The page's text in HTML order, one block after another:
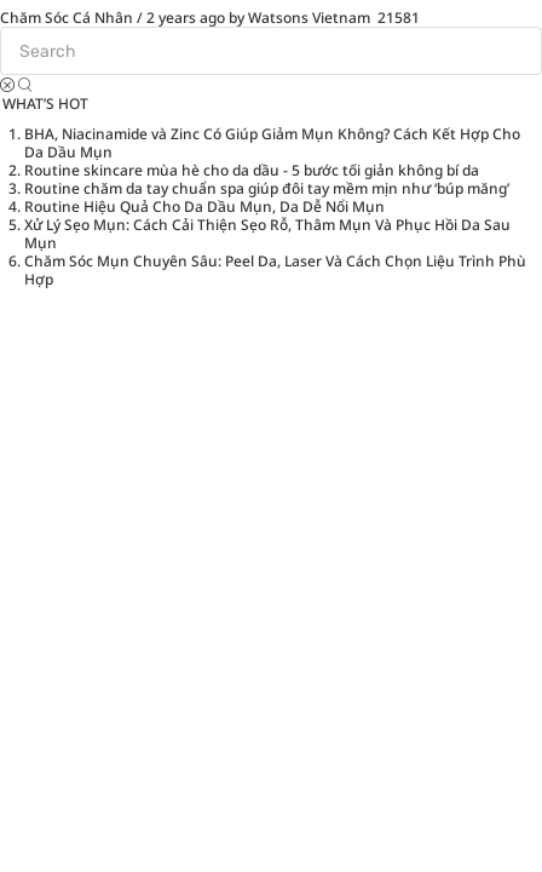
Chăm Sóc Cá Nhân /2 years ago by Watsons Vietnam 21581
WHAT’S HOT
BHA, Niacinamide và Zinc Có Giúp Giảm Mụn Không? Cách Kết Hợp Cho
Da Dầu Mụn
Routine skincare mùa hè cho da dầu - 5 bước tối giản không bí da
Routine chăm da tay chuẩn spa giúp đôi tay mềm mịn như ‘búp măng’
Routine Hiệu Quả Cho Da Dầu Mụn, Da Dễ Nổi Mụn
Xử Lý Sẹo Mụn: Cách Cải Thiện Sẹo Rỗ, Thâm Mụn Và Phục Hồi Da Sau
Mụn
Chăm Sóc Mụn Chuyên Sâu: Peel Da, Laser Và Cách Chọn Liệu Trình Phù
Hợp